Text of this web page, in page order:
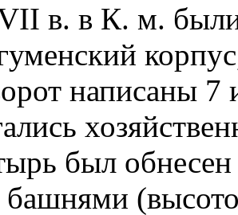
в. в К. м.
написаны
был
башнями